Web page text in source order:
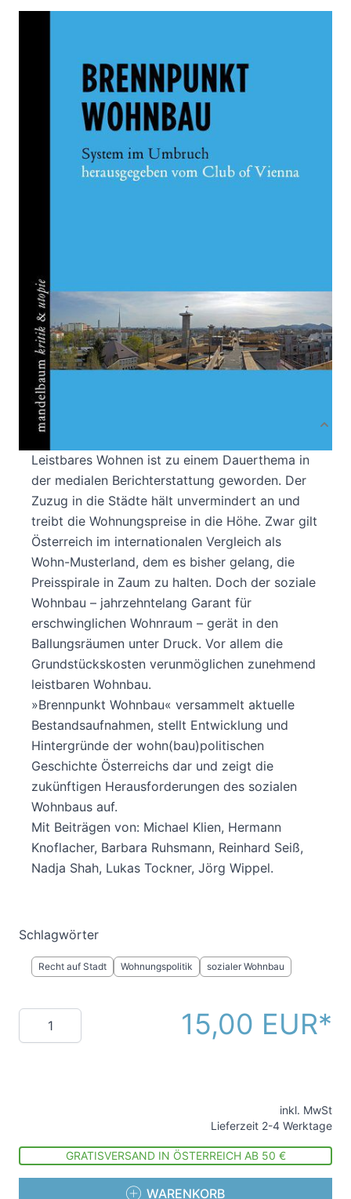
Zur Wunschliste hinzufügen
System im Umbruch
Leseprobe_Brennpunkt-Wohnbau
Bibliografische Daten
Autor:innenbeschreibung
Produktbeschreibung
Leistbares Wohnen ist zu einem Dauerthema in
der medialen Berichterstattung geworden. Der
Zuzug in die Städte hält unvermindert an und
treibt die Wohnungspreise in die Höhe. Zwar gilt
Österreich im internationalen Vergleich als
Wohn-Musterland, dem es bisher gelang, die
Preisspirale in Zaum zu halten. Doch der soziale
Wohnbau – jahrzehntelang Garant für
erschwinglichen Wohnraum – gerät in den
Ballungs­räumen unter Druck. Vor allem die
Grundstückskosten ver­unmöglichen zunehmend
leistbaren Wohnbau.
»Brennpunkt Wohnbau« versammelt aktuelle
Bestands­aufnahmen, stellt Entwicklung und
Hintergründe der wohn(bau)politischen
Geschichte Österreichs dar und zeigt die
zukünftigen Herausforderungen des sozialen
Wohnbaus auf.
Mit Beiträgen von: Michael Klien, Hermann
Knoflacher, Barbara Ruhsmann, ­Reinhard Seiß,
Nadja Shah, Lukas Tockner, Jörg Wippel.
Schlagwörter
Recht auf Stadt Wohnungspolitik sozialer Wohnbau
Menge 15,00 EUR
inkl. MwSt
Lieferzeit 2-4 Werktage
GRATISVERSAND IN ÖSTERREICH AB 50 €
WARENKORB